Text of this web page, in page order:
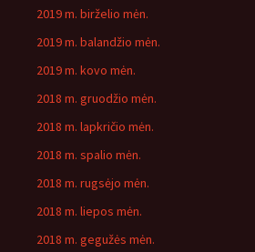
2019 m. birželio mėn.
2019 m. balandžio mėn.
2019 m. kovo mėn.
2018 m. gruodžio mėn.
2018 m. lapkričio mėn.
2018 m. spalio mėn.
2018 m. rugsėjo mėn.
2018 m. liepos mėn.
2018 m. gegužės mėn.